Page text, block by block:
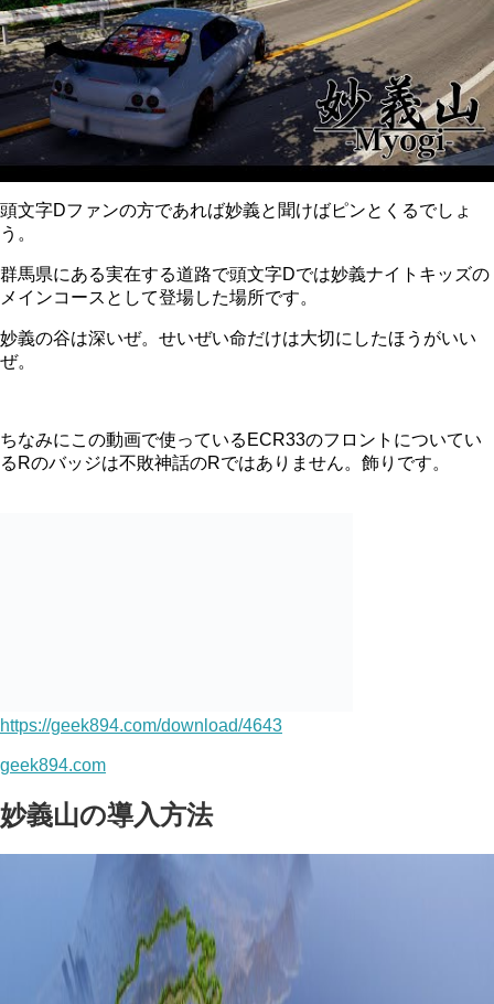
頭文字Dファンの方であれば妙義と聞けばピンとくるでしょ
う。
群馬県にある実在する道路で頭文字Dでは妙義ナイトキッズの
メインコースとして登場した場所です。
妙義の谷は深いぜ。せいぜい命だけは大切にしたほうがいい
ぜ。
ちなみにこの動画で使っているECR33のフロントについてい
るRのバッジは不敗神話のRではありません。飾りです。
https://geek894.com/download/4643
geek894.com
妙義山の導入方法